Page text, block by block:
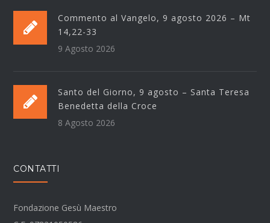
Commento al Vangelo, 9 agosto 2026 – Mt
14,22-33
9 Agosto 2026
Santo del Giorno, 9 agosto – Santa Teresa
Benedetta della Croce
8 Agosto 2026
CONTATTI
Fondazione Gesù Maestro